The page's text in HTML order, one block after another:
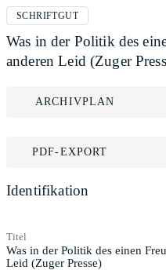
SCHRIFTGUT
Was in der Politik des
anderen Leid (Zuger
ARCHIVPLAN
PDF-EXPORT
Identifikation
Titel
Was in der Politik des einen
Leid (Zuger Presse)